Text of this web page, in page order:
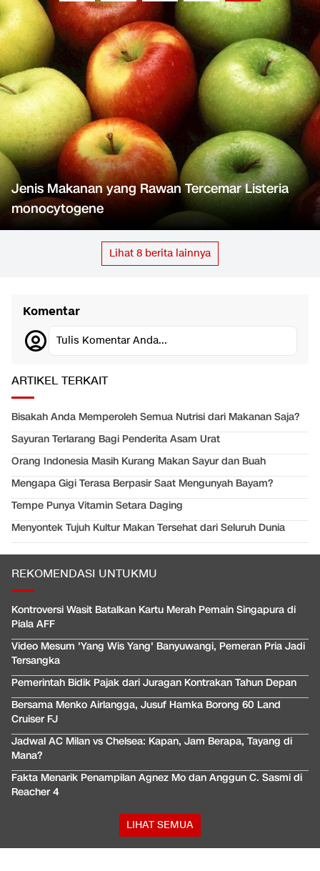
Jenis Makanan yang Rawan Tercemar Listeria
monocytogene
Lihat 8 berita lainnya
Komentar
Tulis Komentar Anda...
ARTIKEL TERKAIT
Bisakah Anda Memperoleh Semua Nutrisi dari Makanan Saja?
Sayuran Terlarang Bagi Penderita Asam Urat
Orang Indonesia Masih Kurang Makan Sayur dan Buah
Mengapa Gigi Terasa Berpasir Saat Mengunyah Bayam?
Tempe Punya Vitamin Setara Daging
Menyontek Tujuh Kultur Makan Tersehat dari Seluruh Dunia
REKOMENDASI UNTUKMU
Kontroversi Wasit Batalkan Kartu Merah Pemain Singapura di
Piala AFF
Video Mesum 'Yang Wis Yang' Banyuwangi, Pemeran Pria Jadi
Tersangka
Pemerintah Bidik Pajak dari Juragan Kontrakan Tahun Depan
Bersama Menko Airlangga, Jusuf Hamka Borong 60 Land
Cruiser FJ
Jadwal AC Milan vs Chelsea: Kapan, Jam Berapa, Tayang di
Mana?
Fakta Menarik Penampilan Agnez Mo dan Anggun C. Sasmi di
Reacher 4
LIHAT SEMUA